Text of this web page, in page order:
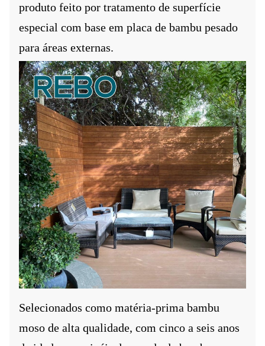
produto feito por tratamento de superfície
especial com base em placa de bambu pesado
para áreas externas.
Selecionados como matéria-prima bambu
moso de alta qualidade, com cinco a seis anos